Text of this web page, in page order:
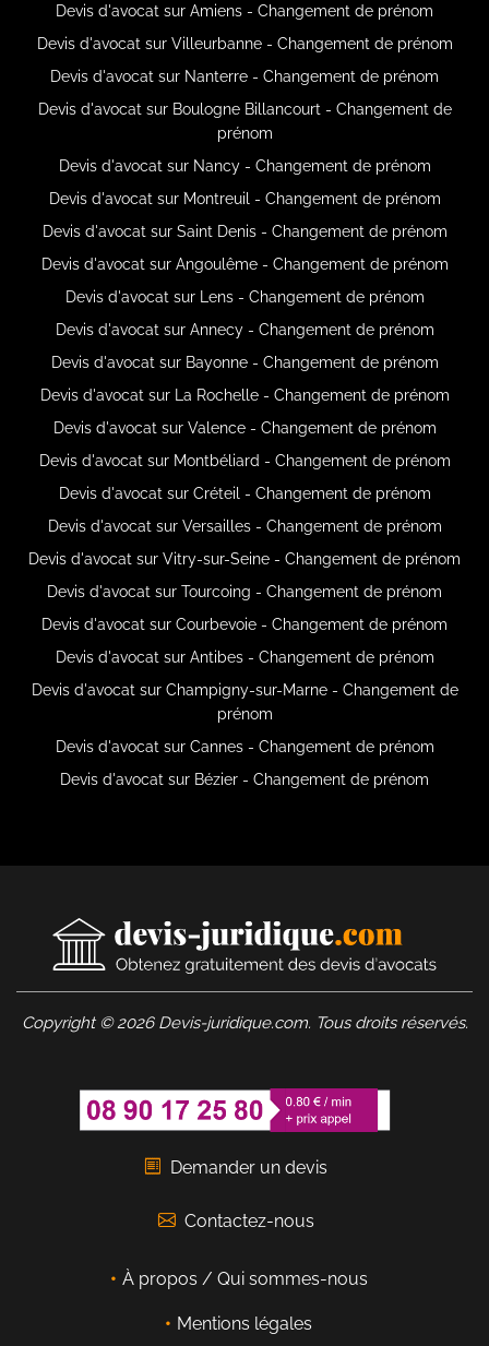
Devis d'avocat sur Amiens - Changement de prénom
Devis d'avocat sur Villeurbanne - Changement de prénom
Devis d'avocat sur Nanterre - Changement de prénom
Devis d'avocat sur Boulogne Billancourt - Changement de
prénom
Devis d'avocat sur Nancy - Changement de prénom
Devis d'avocat sur Montreuil - Changement de prénom
Devis d'avocat sur Saint Denis - Changement de prénom
Devis d'avocat sur Angoulême - Changement de prénom
Devis d'avocat sur Lens - Changement de prénom
Devis d'avocat sur Annecy - Changement de prénom
Devis d'avocat sur Bayonne - Changement de prénom
Devis d'avocat sur La Rochelle - Changement de prénom
Devis d'avocat sur Valence - Changement de prénom
Devis d'avocat sur Montbéliard - Changement de prénom
Devis d'avocat sur Créteil - Changement de prénom
Devis d'avocat sur Versailles - Changement de prénom
Devis d'avocat sur Vitry-sur-Seine - Changement de prénom
Devis d'avocat sur Tourcoing - Changement de prénom
Devis d'avocat sur Courbevoie - Changement de prénom
Devis d'avocat sur Antibes - Changement de prénom
Devis d'avocat sur Champigny-sur-Marne - Changement de
prénom
Devis d'avocat sur Cannes - Changement de prénom
Devis d'avocat sur Bézier - Changement de prénom
Copyright © 2026 Devis-juridique.com. Tous droits réservés.
Demander un devis
Contactez-nous
À propos / Qui sommes-nous
Mentions légales